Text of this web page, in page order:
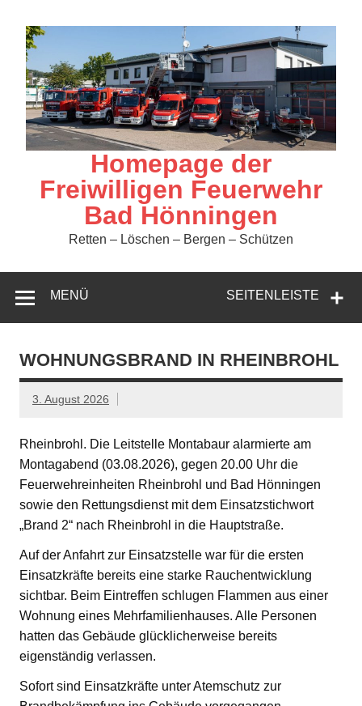
springen
Homepage der
Freiwilligen Feuerwehr
Bad Hönningen
Retten – Löschen – Bergen – Schützen
SEITENLEISTE
MENÜ
WOHNUNGSBRAND IN RHEINBROHL
3. August 2026
Rheinbrohl. Die Leitstelle Montabaur alarmierte am
Montagabend (03.08.2026), gegen 20.00 Uhr die
Feuerwehreinheiten Rheinbrohl und Bad Hönningen
sowie den Rettungsdienst mit dem Einsatzstichwort
„Brand 2“ nach Rheinbrohl in die Hauptstraße.
Auf der Anfahrt zur Einsatzstelle war für die ersten
Einsatzkräfte bereits eine starke Rauchentwicklung
sichtbar. Beim Eintreffen schlugen Flammen aus einer
Wohnung eines Mehrfamilienhauses. Alle Personen
hatten das Gebäude glücklicherweise bereits
eigenständig verlassen.
Sofort sind Einsatzkräfte unter Atemschutz zur